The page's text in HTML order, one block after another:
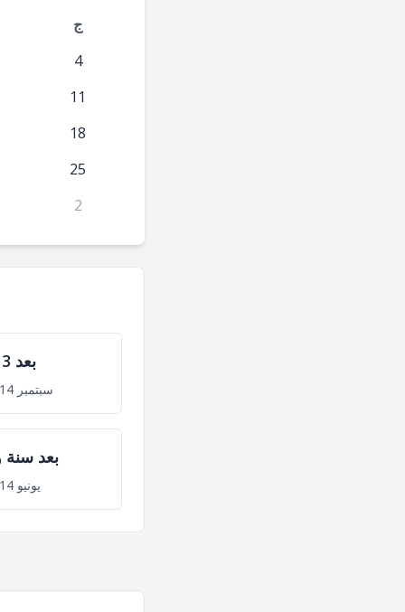
ج
4
11
18
25
2
بعد 3 أشهر
سبتمبر 14, 2027
بعد سنة
يونيو 14, 2028